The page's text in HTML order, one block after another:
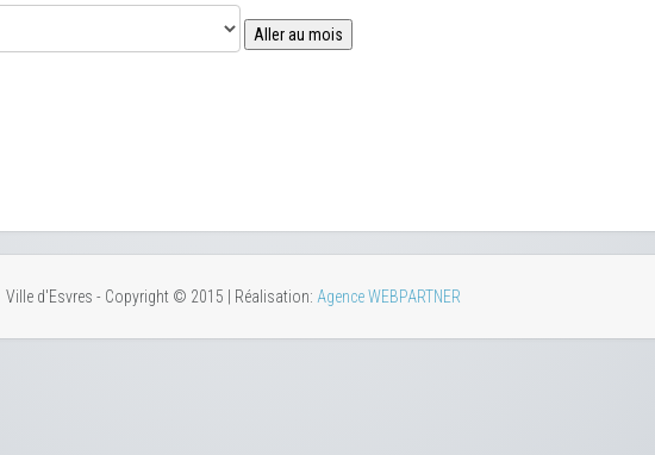
Aller au mois
Ville d'Esvres - Copyright © 2015 | Réalisation: Agence WEBPARTNER